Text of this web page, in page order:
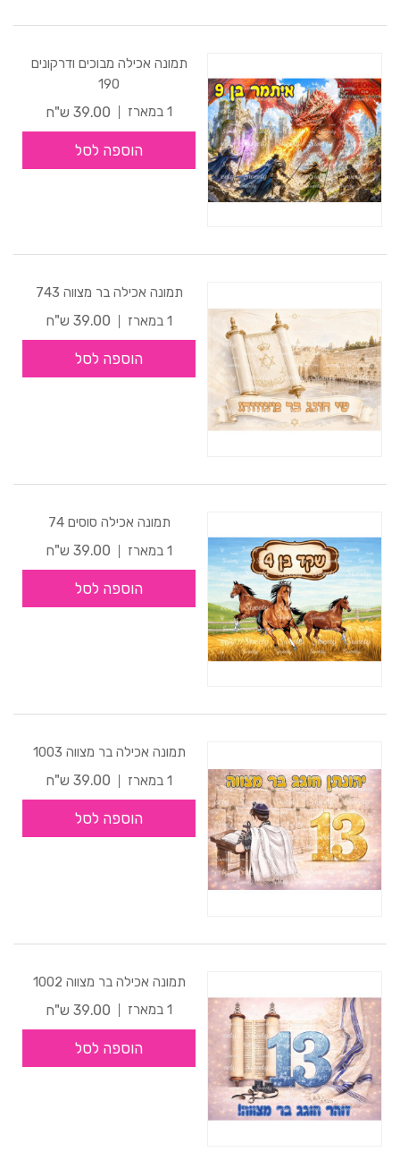
תמונה אכילה מבוכים ודרקונים
190
1 במארז
39.00 ש"ח
הוספה לסל
תמונה אכילה בר מצווה 743
1 במארז
39.00 ש"ח
הוספה לסל
תמונה אכילה סוסים 74
1 במארז
39.00 ש"ח
הוספה לסל
תמונה אכילה בר מצווה 1003
1 במארז
39.00 ש"ח
הוספה לסל
תמונה אכילה בר מצווה 1002
1 במארז
39.00 ש"ח
הוספה לסל